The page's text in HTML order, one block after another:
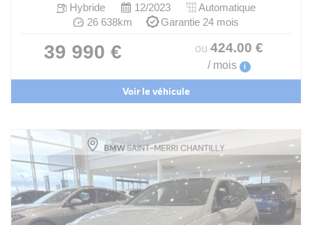
Hybride 12/2023
Automatique
26 638km
Garantie 24 mois
39 990 € ou 424.00 €
/ mois i
Voir le véhicule